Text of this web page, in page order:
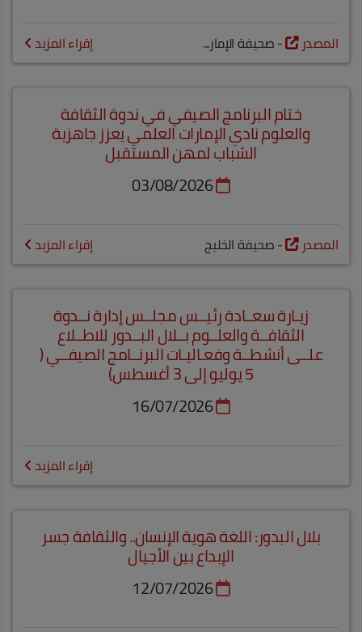
المصدر - صحيفة الإمار... إقراء المزيد
ختام البرنامج الصيفي في ندوة الثقافة
والعلوم نادي الإمارات العلمي يعزز جاهزية
الشباب لمهن المستقبل
03/08/2026
المصدر - صحيفة الخليج إقراء المزيد
زيـارة سعــادة رئيــس مجلــس إدارة نــدوة
الثقافــة والعلــوم بــلال البــدور للاطــلاع
علــى أنشطــة وفعـاليـات البرنــامج الصيفــي (
5 يوليو إلى 3 أغسطس)
16/07/2026
إقراء المزيد
بلال البدور: اللغة هوية الإنسان.. والثقافة جسر
الإبداع بين الأجيال
12/07/2026